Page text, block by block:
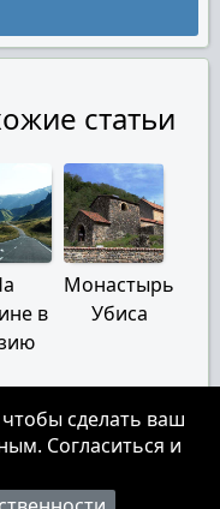
статьи
в
Монастырь
Убиса
на страницу с которой были
авторства.
или изображений.
сделать ваш
Согласиться и